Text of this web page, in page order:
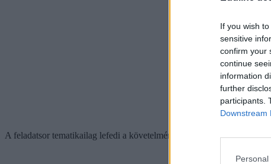
If you wish
sensitive
confirm your
continue
information
further
participants.
Downstream
A feladatsor tematikailag lefedi a követelményrendszer alábbi